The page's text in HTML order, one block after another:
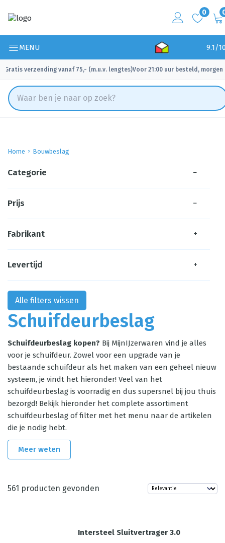
0
MENU 9.1/
Gratis verzending vanaf 75,- (m.u.v. lengtes)
✓ Voor 21:00 uur besteld, morgen
Home Bouwbeslag
Schuifdeurbeslag
Schuifdeurbeslag kopen? Bij MijnIJzerwaren vind je alles
voor je schuifdeur. Zowel voor een upgrade van je
bestaande schuifdeur als het maken van een geheel nieuw
systeem, je vindt het hieronder! Veel van het
schuifdeurbeslag is voorradig en dus supersnel bij jou thuis
bezorgd! Bekijk hieronder het complete assortiment
schuifdeurbeslag of filter met het menu naar de artikelen
die je nodig hebt.
Meer weten
561 producten gevonden
Intersteel Sluitvertrager 3.0
Categorie −
Prijs −
Fabrikant +
Levertijd +
Alle filters wissen